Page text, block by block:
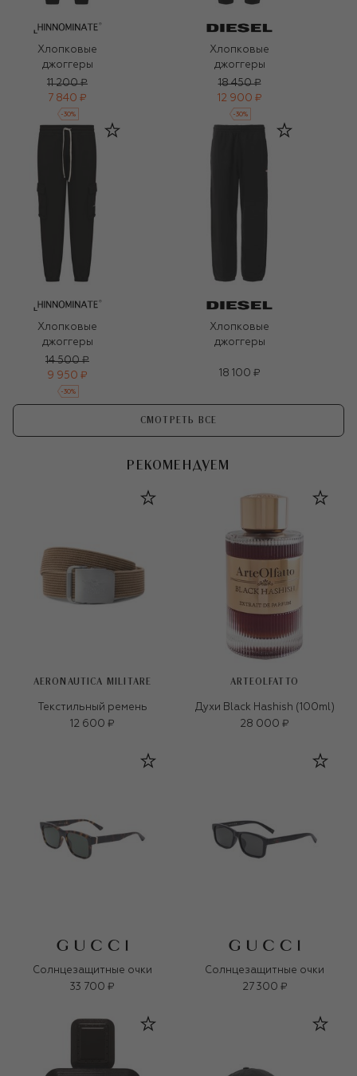
Хлопковые
джоггеры
11 200 ₽
7 840 ₽
-30%
Хлопковые
джоггеры
18 450 ₽
12 900 ₽
-30%
Хлопковые
джоггеры
14 500 ₽
9 950 ₽
-30%
Хлопковые
джоггеры
18 100 ₽
СМОТРЕТЬ ВСЕ
РЕКОМЕНДУЕМ
AERONAUTICA MILITARE
Текстильный ремень
12 600 ₽
ARTEOLFATTO
Духи Black Hashish (100ml)
28 000 ₽
Солнцезащитные очки
33 700 ₽
Солнцезащитные очки
27 300 ₽